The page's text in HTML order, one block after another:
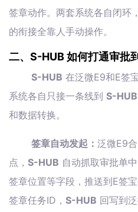
签章动作。两套系统各自闭环
的衔接全靠人手动操作。
二、S-HUB 如何打通审批
S-HUB 在泛微E9和E签
系统各自只接一条线到 S-HUB
和数据转换。
签章自动发起： 泛微E9
点， S-HUB 自动抓取审批单
签章位置等字段，推送到E签
签章任务ID， S-HUB 回写到